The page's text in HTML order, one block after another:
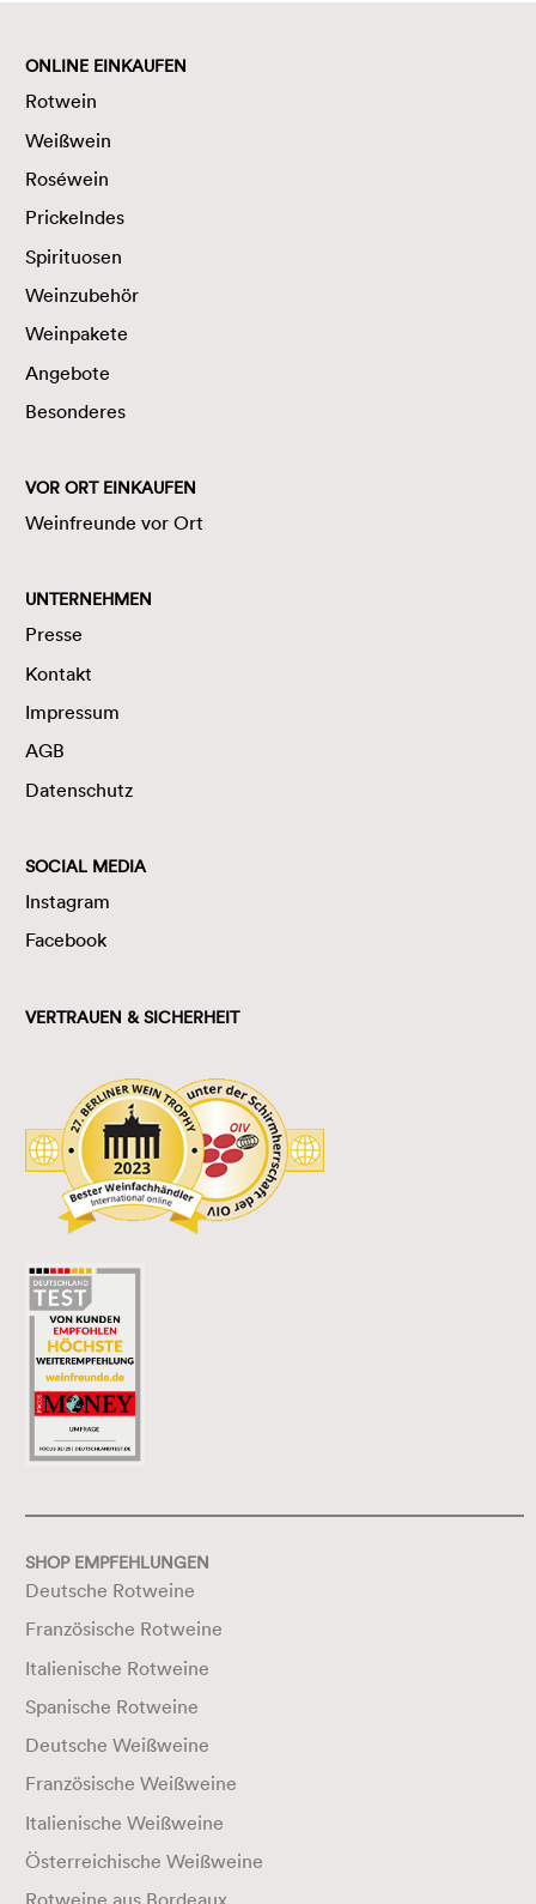
ONLINE EINKAUFEN
Rotwein
Weißwein
Roséwein
Prickelndes
Spirituosen
Weinzubehör
Weinpakete
Angebote
Besonderes
VOR ORT EINKAUFEN
Weinfreunde vor Ort
UNTERNEHMEN
Presse
Kontakt
Impressum
AGB
Datenschutz
SOCIAL MEDIA
Instagram
Facebook
VERTRAUEN & SICHERHEIT
SHOP EMPFEHLUNGEN
Deutsche Rotweine
Französische Rotweine
Italienische Rotweine
Spanische Rotweine
Deutsche Weißweine
Französische Weißweine
Italienische Weißweine
Österreichische Weißweine